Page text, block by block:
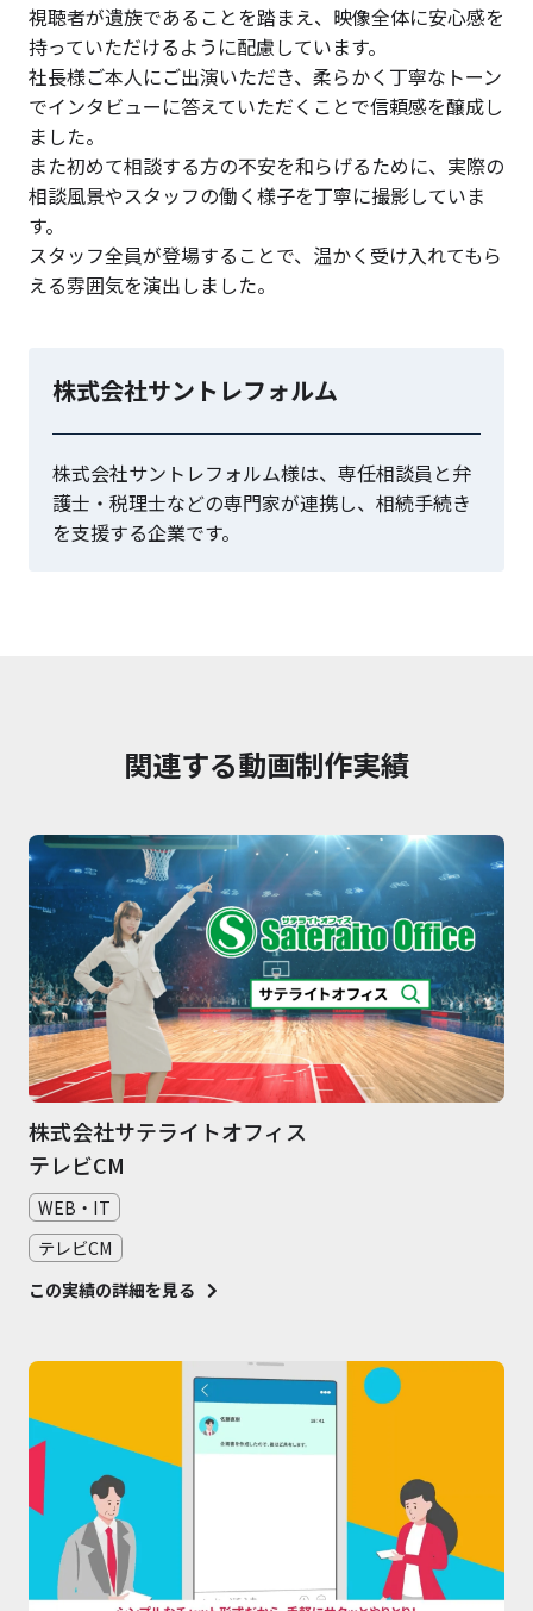
視聴者が遺族であることを踏まえ、映像全体に安心感を
持っていただけるように配慮しています。
社長様ご本人にご出演いただき、柔らかく丁寧なトーン
でインタビューに答えていただくことで信頼感を醸成し
ました。
また初めて相談する方の不安を和らげるために、実際の
相談風景やスタッフの働く様子を丁寧に撮影していま
す。
スタッフ全員が登場することで、温かく受け入れてもら
える雰囲気を演出しました。
株式会社サントレフォルム
株式会社サントレフォルム様は、専任相談員と弁
護士・税理士などの専門家が連携し、相続手続き
を支援する企業です。
関連する動画制作実績
株式会社サテライトオフィス
テレビCM
WEB・IT
テレビCM
この実績の詳細を見る